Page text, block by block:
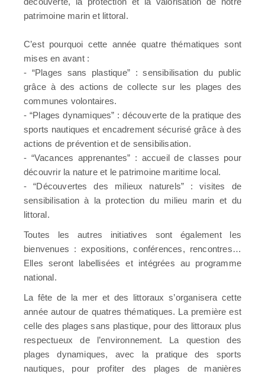
patrimoine marin et littoral.
C’est pourquoi cette année quatre thématiques sont
mises en avant :
- “Plages sans plastique” : sensibilisation du public
grâce à des actions de collecte sur les plages des
communes volontaires.
- “Plages dynamiques” : découverte de la pratique des
sports nautiques et encadrement sécurisé grâce à des
actions de prévention et de sensibilisation.
- “Vacances apprenantes” : accueil de classes pour
découvrir la nature et le patrimoine maritime local.
- “Découvertes des milieux naturels” : visites de
sensibilisation à la protection du milieu marin et du
littoral.
Toutes les autres initiatives sont également les
bienvenues : expositions, conférences, rencontres…
Elles seront labellisées et intégrées au programme
national.
La fête de la mer et des littoraux s’organisera cette
année autour de quatres thématiques. La première est
celle des plages sans plastique, pour des littoraux plus
respectueux de l’environnement. La question des
plages dynamiques, avec la pratique des sports
nautiques, pour profiter des plages de manières